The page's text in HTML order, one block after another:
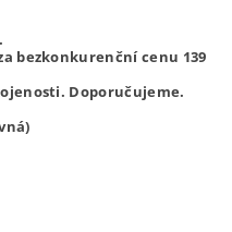
bezkonkurenční cenu 139
Doporučujeme.